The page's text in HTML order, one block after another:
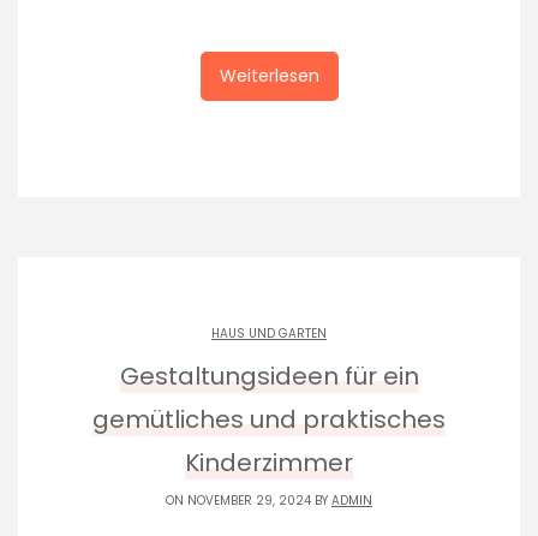
Weiterlesen
HAUS UND GARTEN
Gestaltungsideen für ein
gemütliches und praktisches
Kinderzimmer
ON NOVEMBER 29, 2024 BY ADMIN